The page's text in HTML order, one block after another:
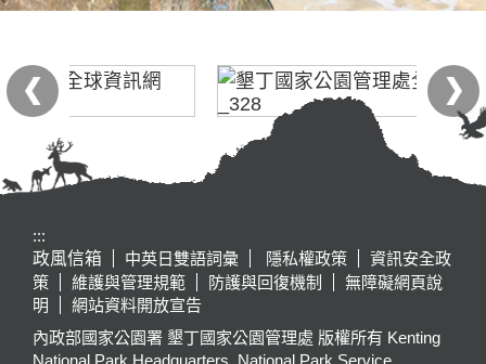
:::
政風信箱
中英日雙語詞彙 隱私權政策
資訊安全政
策
維護與管理規範 防護與回復機制
無障礙網頁說
明
網站資料開放宣告
內政部國家公園署 墾丁國家公園管理處 版權所有 Kenting
National Park Headquarters, National Park Service,